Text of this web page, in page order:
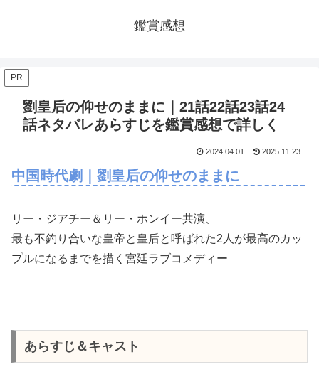
鑑賞感想
PR
劉皇后の仰せのままに｜21話22話23話24
話ネタバレあらすじを鑑賞感想で詳しく
2024.04.01 2025.11.23
中国時代劇｜劉皇后の仰せのままに
リー・ジアチー＆リー・ホンイー共演、
最も不釣り合いな皇帝と皇后と呼ばれた2人が最高のカッ
プルになるまでを描く宮廷ラブコメディー
あらすじ＆キャスト